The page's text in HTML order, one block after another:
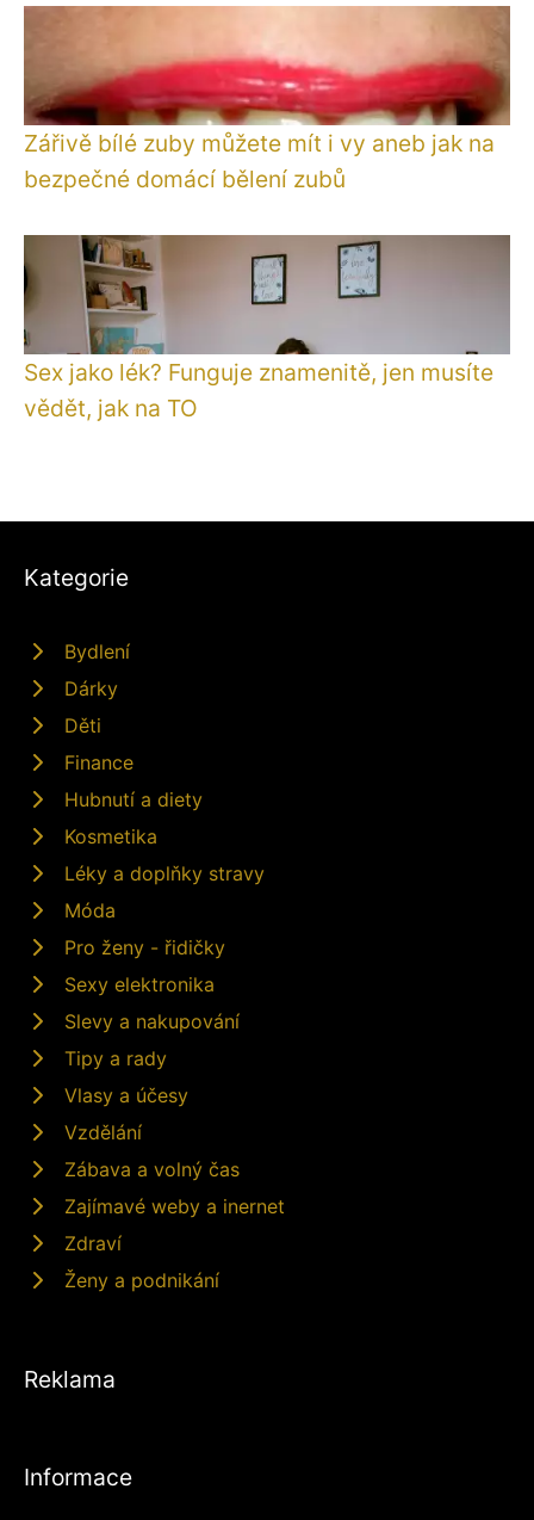
Zářivě bílé zuby můžete mít i vy aneb jak na
bezpečné domácí bělení zubů
Sex jako lék? Funguje znamenitě, jen musíte
vědět, jak na TO
Kategorie
Bydlení
Dárky
Děti
Finance
Hubnutí a diety
Kosmetika
Léky a doplňky stravy
Móda
Pro ženy - řidičky
Sexy elektronika
Slevy a nakupování
Tipy a rady
Vlasy a účesy
Vzdělání
Zábava a volný čas
Zajímavé weby a inernet
Zdraví
Ženy a podnikání
Reklama
Informace